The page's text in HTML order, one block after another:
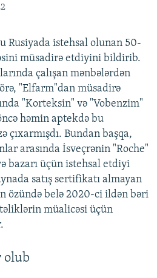
Rusiyada istehsal olunan 50-
müsadirə etdiyini bildirib.
çalışan mənbələrdən
"Elfarm"dan müsadirə
"Korteksin" və "Vobenzim"
həmin aptekdə bu
çıxarmışdı. Bundan başqa,
arasında İsveçrənin "Roche"
bazarı üçün istehsal etdiyi
satış sertifikatı almayan
özündə belə 2020-ci ildən bəri
müalicəsi üçün
olub